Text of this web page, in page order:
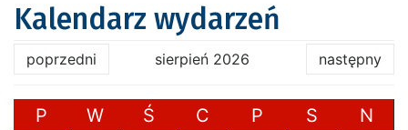
Kalendarz wydarzeń
poprzedni sierpień 2026 następny
P W Ś C P S N